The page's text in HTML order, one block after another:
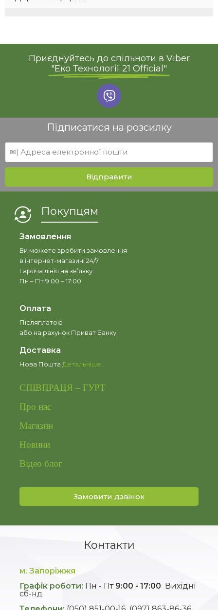
Приєднуйтесь до спільноти в Viber
"Еко Технології 21 Official"
Підписатися на розсилку
Відправити
Покупцям
Замовлення
Ви можете зробити замовлення
в інтернет-магазині 24/7
Гаряча лінія на зв’язку:
Пн – Пт 9:00 – 17:00
Оплата
Післяплатою
або на рахунок Приват Банку
Доставка
Нова Пошта Детальніше…
СПІВПРАЦЯ – ГУРТ
Про нас
Магазин
Новини
Відео блог
Замовити дзвінок
Контакти
м. Запоріжжя
Графік роботи: Пн - Пт 9:00 - 17:00 Вихідні
сб-нд